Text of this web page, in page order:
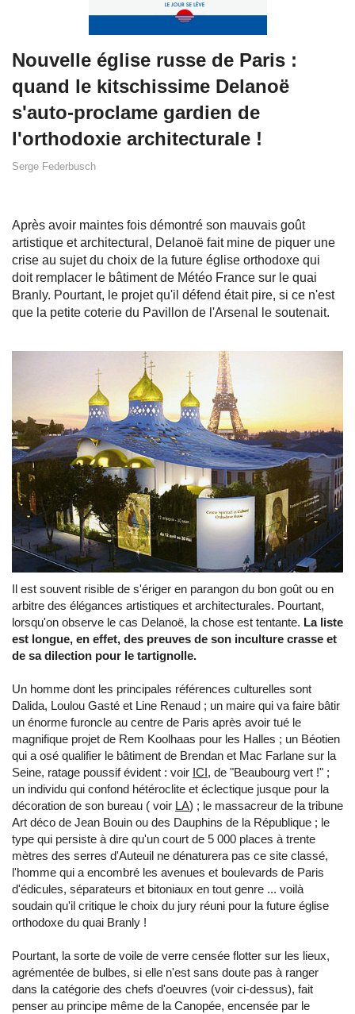
Nouvelle église russe de Paris :
quand le kitschissime Delanoë
s'auto-proclame gardien de
l'orthodoxie architecturale !
Serge Federbusch
Après avoir maintes fois démontré son mauvais goût
artistique et architectural, Delanoë fait mine de piquer une
crise au sujet du choix de la future église orthodoxe qui
doit remplacer le bâtiment de Météo France sur le quai
Branly. Pourtant, le projet qu'il défend était pire, si ce n'est
que la petite coterie du Pavillon de l'Arsenal le soutenait.
Il est souvent risible de s'ériger en parangon du bon goût ou en
arbitre des élégances artistiques et architecturales. Pourtant,
lorsqu'on observe le cas Delanoë, la chose est tentante. La liste
est longue, en effet, des preuves de son inculture crasse et
de sa dilection pour le tartignolle.
Un homme dont les principales références culturelles sont
Dalida, Loulou Gasté et Line Renaud ; un maire qui va faire bâtir
un énorme furoncle au centre de Paris après avoir tué le
magnifique projet de Rem Koolhaas pour les Halles ; un Béotien
qui a osé qualifier le bâtiment de Brendan et Mac Farlane sur la
Seine, ratage poussif évident : voir ICI, de "Beaubourg vert !" ;
un individu qui confond hétéroclite et éclectique jusque pour la
décoration de son bureau ( voir LA) ; le massacreur de la tribune
Art déco de Jean Bouin ou des Dauphins de la République ; le
type qui persiste à dire qu'un court de 5 000 places à trente
mètres des serres d'Auteuil ne dénaturera pas ce site classé,
l'homme qui a encombré les avenues et boulevards de Paris
d'édicules, séparateurs et bitoniaux en tout genre ... voilà
soudain qu'il critique le choix du jury réuni pour la future église
orthodoxe du quai Branly !
Pourtant, la sorte de voile de verre censée flotter sur les lieux,
agrémentée de bulbes, si elle n'est sans doute pas à ranger
dans la catégorie des chefs d'oeuvres (voir ci-dessus), fait
penser au principe même de la Canopée, encensée par le